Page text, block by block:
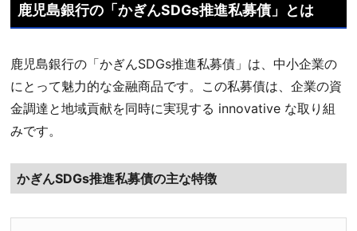
鹿児島銀行の「かぎんSDGs推進私募債」とは
鹿児島銀行の「かぎんSDGs推進私募債」は、中小企業の
にとって魅力的な金融商品です。この私募債は、企業の資
金調達と地域貢献を同時に実現する innovative な取り組
みです。
かぎんSDGs推進私募債の主な特徴